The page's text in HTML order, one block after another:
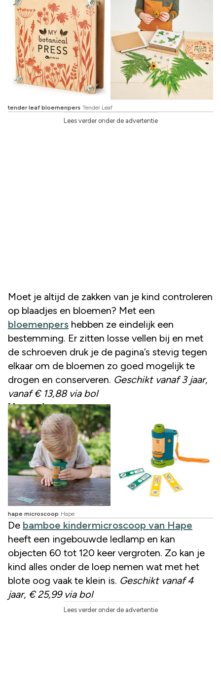
tender leaf bloemenpers Tender Leaf
Lees verder onder de advertentie
Moet je altijd de zakken van je kind controleren
op blaadjes en bloemen? Met een
bloemenpers hebben ze eindelijk een
bestemming. Er zitten losse vellen bij en met
de schroeven druk je de pagina’s stevig tegen
elkaar om de bloemen zo goed mogelijk te
drogen en conserveren. Geschikt vanaf 3 jaar,
vanaf € 13,88 via bol
Hape microscoop
hape microscoop Hape
De bamboe kindermicroscoop van Hape
heeft een ingebouwde ledlamp en kan
objecten 60 tot 120 keer vergroten. Zo kan je
kind alles onder de loep nemen wat met het
blote oog vaak te klein is. Geschikt vanaf 4
jaar, € 25,99 via bol
Lees verder onder de advertentie